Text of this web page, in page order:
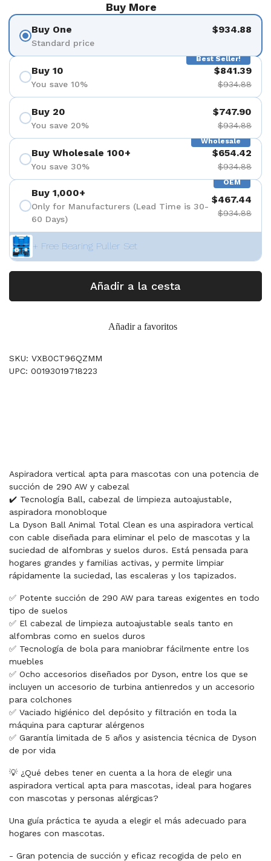
Buy More
Buy One
Standard price
$934.88
Best Seller!
Buy 10
You save 10%
$841.39
$934.88
Buy 20
You save 20%
$747.90
$934.88
Wholesale
Buy Wholesale 100+
You save 30%
$654.42
$934.88
OEM
Buy 1,000+
Only for Manufacturers (Lead Time is 30-
60 Days)
$467.44
$934.88
+ Free Bearing Puller Set
Añadir a la cesta
Añadir a favoritos
SKU: VXB0CT96QZMM
UPC: 00193019718223
Aspiradora vertical apta para mascotas con una potencia de
succión de 290 AW y cabezal
✔️ Tecnología Ball, cabezal de limpieza autoajustable,
aspiradora monobloque
La Dyson Ball Animal Total Clean es una aspiradora vertical
con cable diseñada para eliminar el pelo de mascotas y la
suciedad de alfombras y suelos duros. Está pensada para
hogares grandes y familias activas, y permite limpiar
rápidamente la suciedad, las escaleras y los tapizados.
✅ Potente succión de 290 AW para tareas exigentes en todo
tipo de suelos
✅ El cabezal de limpieza autoajustable seals tanto en
alfombras como en suelos duros
✅ Tecnología de bola para maniobrar fácilmente entre los
muebles
✅ Ocho accesorios diseñados por Dyson, entre los que se
incluyen un accesorio de turbina antienredos y un accesorio
para colchones
✅ Vaciado higiénico del depósito y filtración en toda la
máquina para capturar alérgenos
✅ Garantía limitada de 5 años y asistencia técnica de Dyson
de por vida
💡 ¿Qué debes tener en cuenta a la hora de elegir una
aspiradora vertical apta para mascotas, ideal para hogares
con mascotas y personas alérgicas?
Una guía práctica te ayuda a elegir el más adecuado para
hogares con mascotas.
- Gran potencia de succión y eficaz recogida de pelo en